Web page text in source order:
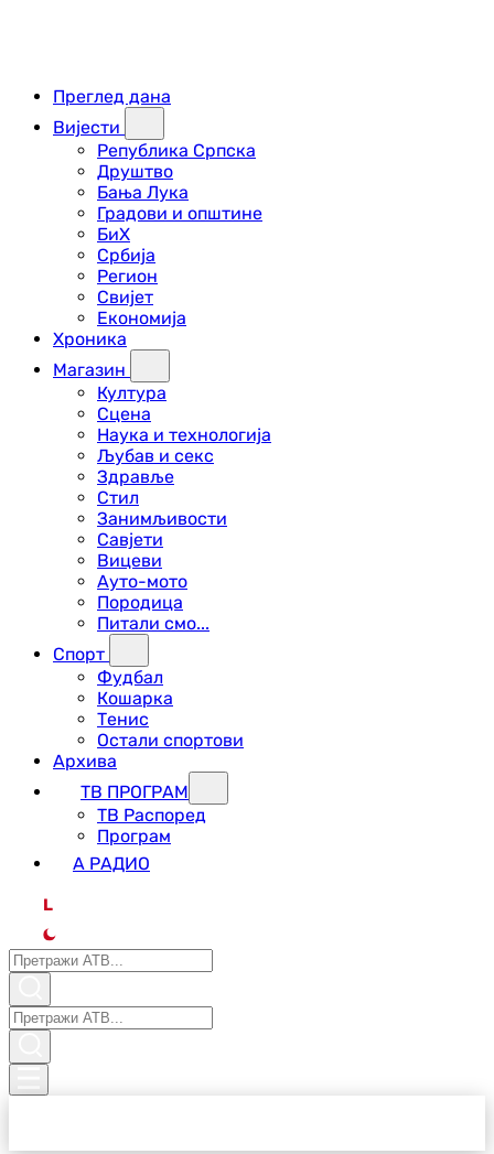
Преглед дана
Вијести
Република Српска
Друштво
Бања Лука
Градови и општине
БиХ
Србија
Регион
Свијет
Економија
Хроника
Магазин
Култура
Сцена
Наука и технологија
Љубав и секс
Здравље
Стил
Занимљивости
Савјети
Вицеви
Ауто-мото
Породица
Питали смо...
Спорт
Фудбал
Кошарка
Тенис
Остали спортови
Архива
ТВ ПРОГРАМ
ТВ Распоред
Програм
А РАДИО
L